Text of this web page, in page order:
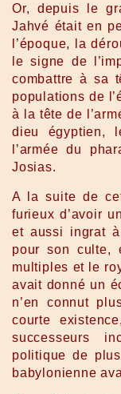
Or, depuis le
Jahvé était en
l’époque, la
le signe de
combattre à sa
populations de
à la tête de
dieu égyptien,
l’armée du
Josias.
A la suite de
furieux d’avoir
et aussi ingrat
pour son culte,
multiples et le
avait donné un
n’en connut
courte
successeurs
politique de
babylonienne